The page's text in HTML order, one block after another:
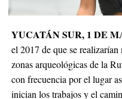
YUCATÁN SUR, 1 DE
el 2017 de que se realizarían
zonas arqueológicas de la
con frecuencia por el lugar
inician los trabajos y el